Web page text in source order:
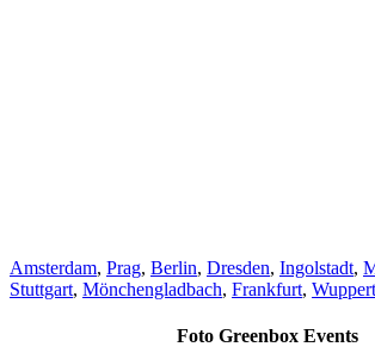
Amsterdam, Prag, Berlin, Dresden, Ingolstadt,
Stuttgart, Mönchengladbach, Frankfurt,
Foto Greenbox Events